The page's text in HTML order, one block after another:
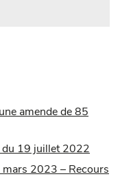
amende de 85
du 19 juillet 2022
2023 – Recours